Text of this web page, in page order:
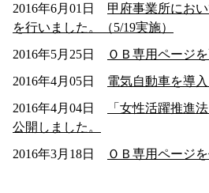
2016年6月01日 甲府事業所にお
を行いました。（5/19実施）
2016年5月25日
ＯＢ専用ページ
2016年4月05日 電気自動車を導入
2016年4月04日
「女性活躍推進
公開しました。
2016年3月18日
ＯＢ専用ページ